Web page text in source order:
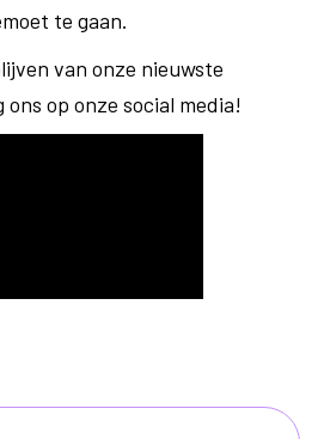
te gaan.
van onze nieuwste
op onze social media!